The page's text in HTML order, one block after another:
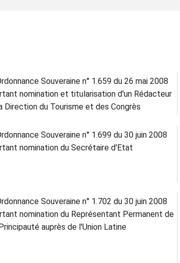
Souveraine n° 1.659 du 26 mai 2008
nomination et titularisation d'un Rédacteur
Direction du Tourisme et des Congrès
Souveraine n° 1.699 du 30 juin 2008
nomination du Secrétaire d'Etat
Souveraine n° 1.702 du 30 juin 2008
nomination du Représentant Permanent de
auprès de l'Union Latine